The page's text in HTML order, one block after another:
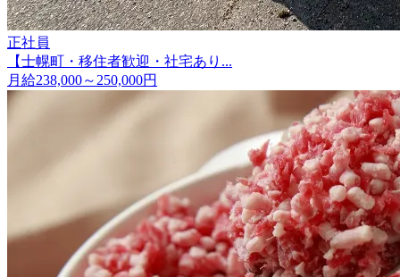
正社員
【士幌町・移住者歓迎・社宅あり...
月給238,000～250,000円